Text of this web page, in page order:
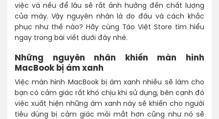
việc và nếu để lâu sẽ rất ảnh hưởng đến chất lượng
của máy. Vậy nguyên nhân là do đâu và cách khắc
phục như thế nào? Hãy cùng Táo Việt Store tìm hiểu
ngay trong bài viết dưới đây nhé.
Những nguyên nhân khiến màn hình
MacBook bị ám xanh
Việc màn hình MacBook bị ám xanh nhiều sẽ làm cho
bạn có cảm giác rất khó chịu khi sử dụng, bên cạnh đó
việc xuất hiện những ám xanh này sẽ khiến cho người
tiêu dùng bị cảm giác mỏi mắt hơn cũng như nó sẽ